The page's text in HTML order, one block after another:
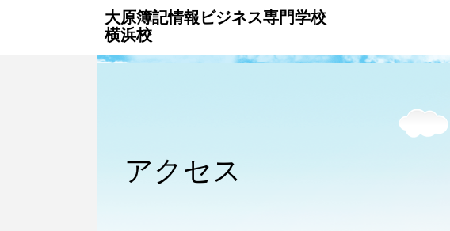
大原簿記情報ビジネス専門学校
横浜校
アクセス